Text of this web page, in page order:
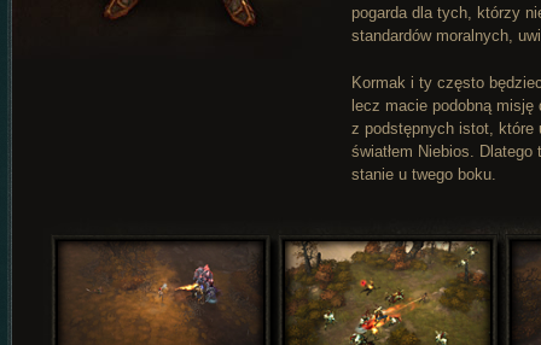
pogarda dla tych, którzy
standardów moralnych,
Kormak i ty często
lecz macie podobną
z podstępnych istot, które
światłem Niebios.
stanie u twego boku.